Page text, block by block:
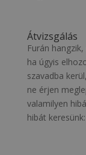
Átvizsgálás
Furán
ha úgyis
szavadba
ne érjen
valamilyen
hibát